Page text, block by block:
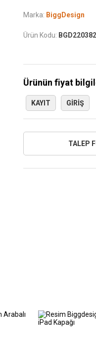
Marka: BiggDesign
Ürün Kodu:
Ürünün fiyat
KAYIT GIRIŞ